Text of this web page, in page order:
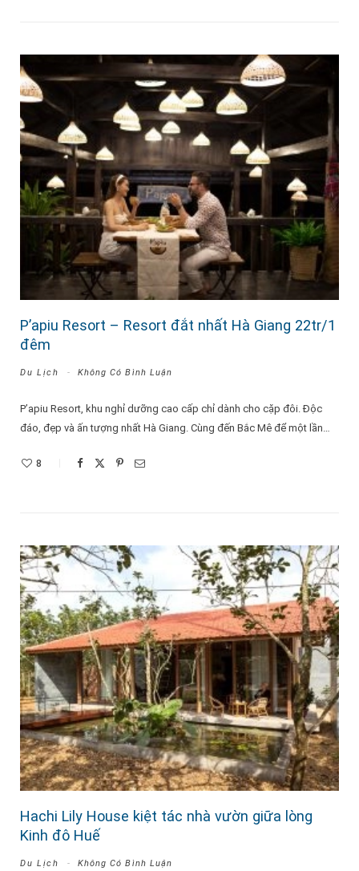
P’apiu Resort – Resort đắt nhất Hà Giang 22tr/1
đêm
Du Lịch Không Có Bình Luận
P’apiu Resort, khu nghỉ dưỡng cao cấp chỉ dành cho cặp đôi. Độc
đáo, đẹp và ấn tượng nhất Hà Giang. Cùng đến Bắc Mê để một lần…
8
Hachi Lily House kiệt tác nhà vườn giữa lòng
Kinh đô Huế
Du Lịch Không Có Bình Luận